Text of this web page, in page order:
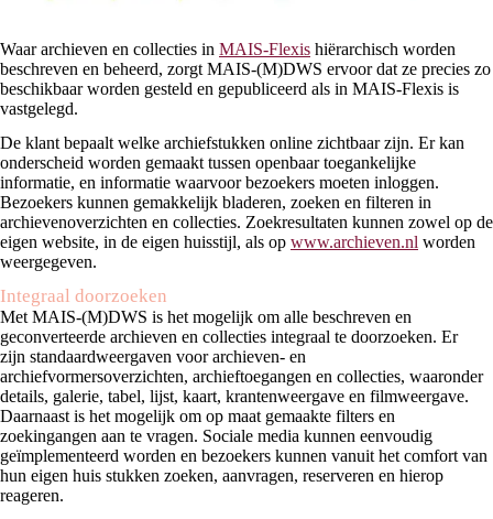
Waar archieven en collecties in MAIS-Flexis hiërarchisch worden
beschreven en beheerd, zorgt MAIS-(M)DWS ervoor dat ze precies zo
beschikbaar worden gesteld en gepubliceerd als in MAIS-Flexis is
vastgelegd.
De klant bepaalt welke archiefstukken online zichtbaar zijn. Er kan
onderscheid worden gemaakt tussen openbaar toegankelijke
informatie, en informatie waarvoor bezoekers moeten inloggen.
Bezoekers kunnen gemakkelijk bladeren, zoeken en filteren in
archievenoverzichten en collecties. Zoekresultaten kunnen zowel op de
eigen website, in de eigen huisstijl, als op www.archieven.nl worden
weergegeven.
Integraal doorzoeken
Met MAIS-(M)DWS is het mogelijk om alle beschreven en
geconverteerde archieven en collecties integraal te doorzoeken. Er
zijn standaardweergaven voor archieven- en
archiefvormersoverzichten, archieftoegangen en collecties, waaronder
details, galerie, tabel, lijst, kaart, krantenweergave en filmweergave.
Daarnaast is het mogelijk om op maat gemaakte filters en
zoekingangen aan te vragen. Sociale media kunnen eenvoudig
geïmplementeerd worden en bezoekers kunnen vanuit het comfort van
hun eigen huis stukken zoeken, aanvragen, reserveren en hierop
reageren.